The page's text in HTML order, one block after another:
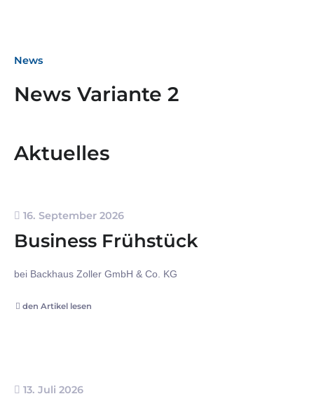
News
News Variante 2
Aktuelles
16. September 2026
Business Frühstück
bei Backhaus Zoller GmbH & Co. KG
den Artikel lesen
13. Juli 2026